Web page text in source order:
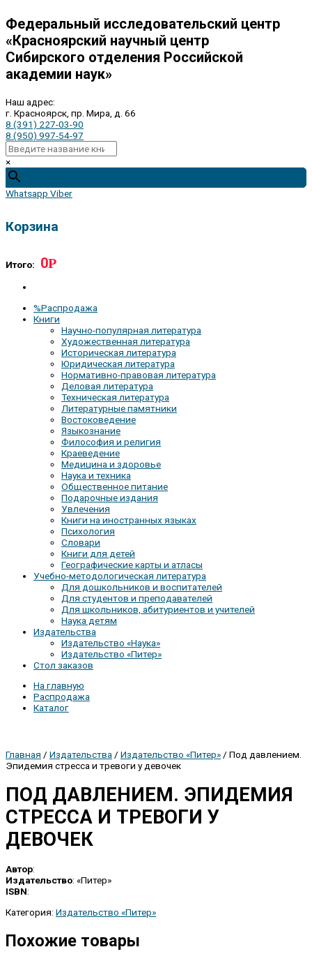
Федеральный исследовательский центр
«Красноярский научный центр
Сибирского отделения Российской
академии наук»
Наш адрес:
г. Красноярск, пр. Мира, д. 66
8 (391) 227-03-90
8 (950) 997-54-97
×
Whatsapp Viber
Корзина
Итого: 0Р
%Распродажа
Книги
Научно-популярная литература
Художественная литература
Историческая литература
Юридическая литература
Нормативно-правовая литература
Деловая литература
Техническая литература
Литературные памятники
Востоковедение
Языкознание
Философия и религия
Краеведение
Медицина и здоровье
Наука и техника
Общественное питание
Подарочные издания
Увлечения
Книги на иностранных языках
Психология
Словари
Книги для детей
Географические карты и атласы
Учебно-методологическая литература
Для дошкольников и воспитателей
Для студентов и преподавателей
Для школьников, абитуриентов и учителей
Наука детям
Издательства
Издательство «Наука»
Издательство «Питер»
Стол заказов
На главную
Распродажа
Каталог
Главная / Издательства / Издательство «Питер» / Под давлением.
Эпидемия стресса и тревоги у девочек
ПОД ДАВЛЕНИЕМ. ЭПИДЕМИЯ
СТРЕССА И ТРЕВОГИ У
ДЕВОЧЕК
Автор:
Издательство: «Питер»
ISBN:
Категория: Издательство «Питер»
Похожие товары